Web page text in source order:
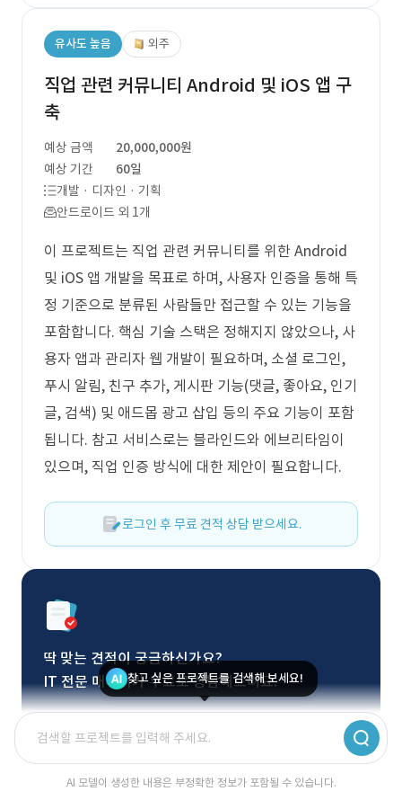
유사도 높음 외주
직업 관련 커뮤니티 Android 및 iOS 앱 구
축
예상 금액
20,000,000원
예상 기간
60일
개발 · 디자인 · 기획
안드로이드 외 1개
이 프로젝트는 직업 관련 커뮤니티를 위한 Android
및 iOS 앱 개발을 목표로 하며, 사용자 인증을 통해 특
정 기준으로 분류된 사람들만 접근할 수 있는 기능을
포함합니다. 핵심 기술 스택은 정해지지 않았으나, 사
용자 앱과 관리자 웹 개발이 필요하며, 소셜 로그인,
푸시 알림, 친구 추가, 게시판 기능(댓글, 좋아요, 인기
글, 검색) 및 애드몹 광고 삽입 등의 주요 기능이 포함
됩니다. 참고 서비스로는 블라인드와 에브리타임이
있으며, 직업 인증 방식에 대한 제안이 필요합니다.
로그인 후 무료 견적 상담 받으세요.
딱 맞는 견적이 궁금하신가요?
IT 전문 매니저가 무료로 상담해드려요.
무료 상담 신청
찾고 싶은 프로젝트를 검색해 보세요!
AI 모델이 생성한 내용은 부정확한 정보가 포함될 수 있습니다.